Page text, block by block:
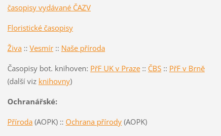
časopisy vydávané ČAZV
Floristické časopisy
Živa:: Vesmír:: Naše příroda
Časopisy bot. knihoven: PřF UK v Praze:: ČBS:: PřF v Brně
(další viz knihovny)
Ochranářské:
Příroda(AOPK) :: Ochrana přírody(AOPK)